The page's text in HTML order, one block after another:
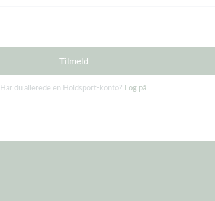
Tilmeld
Har du allerede en Holdsport-konto? Log på